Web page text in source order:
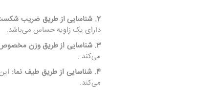
2. شناسایی از طریق ضریب شکست:
دارای یک زاویه حساس می‌باشد.
۳. شناسایی از طریق وزن مخصوص:
می‌کند .
4. شناسایی از طریق طیف نما:
می‌کند.